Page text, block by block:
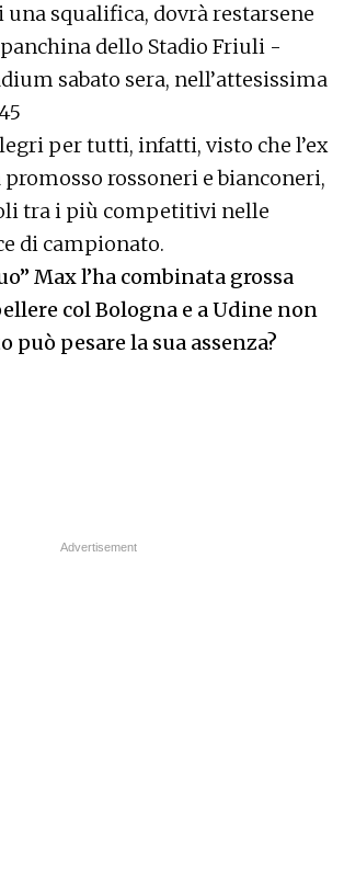
una squalifica, dovrà restarsene
dello Stadio Friuli -
sabato sera, nell’attesissima
per tutti, infatti, visto che l’ex
rossoneri e bianconeri,
tra i più competitivi nelle
di campionato.
Max l’ha combinata grossa
col Bologna e a Udine non
può pesare la sua assenza?